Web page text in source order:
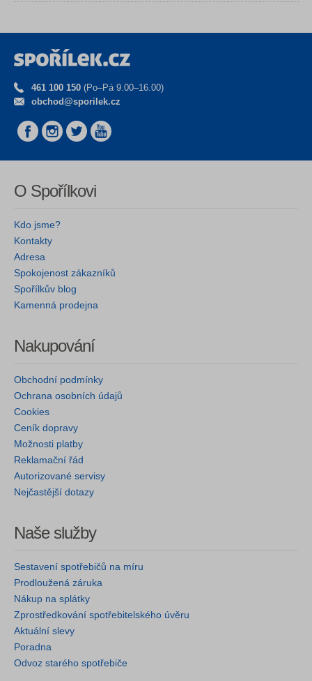
461 100 150 (Po–Pá 9.00–16.00)
obchod@sporilek.cz
O Spořílkovi
Kdo jsme?
Kontakty
Adresa
Spokojenost zákazníků
Spořílkův blog
Kamenná prodejna
Nakupování
Obchodní podmínky
Ochrana osobních údajů
Cookies
Ceník dopravy
Možnosti platby
Reklamační řád
Autorizované servisy
Nejčastější dotazy
Naše služby
Sestavení spotřebičů na míru
Prodloužená záruka
Nákup na splátky
Zprostředkování spotřebitelského úvěru
Aktuální slevy
Poradna
Odvoz starého spotřebiče